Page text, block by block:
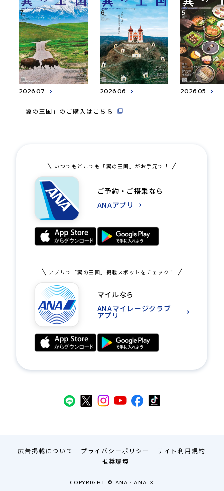
2026.07 2026.06 2026.05
「翼の王国」のご購入はこちら
いつでもどこでも「翼の王国」がお手元で！
ご予約・ご搭乗なら
ANAアプリ
アプリで「翼の王国」掲載スポットをチェック！
マイルなら
ANAマイレージクラブ
アプリ
広告掲載について プライバシーポリシー
サイト利用規約
推奨環境
COPYRIGHT © ANA・ANA X